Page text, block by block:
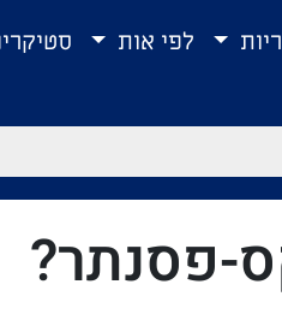
לפי אות
פסנתר?